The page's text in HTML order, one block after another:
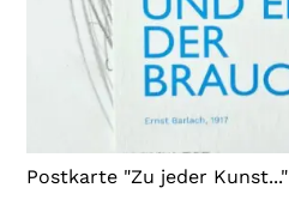
Postkarte "Zu jeder Kunst..."